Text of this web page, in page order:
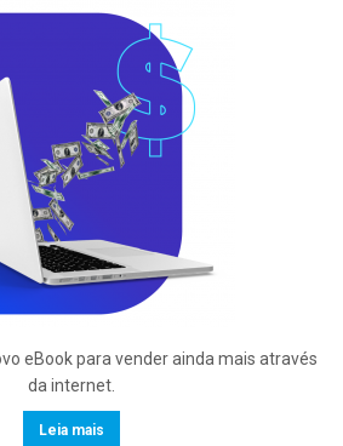
eBook para vender ainda mais através
da internet.
Leia mais